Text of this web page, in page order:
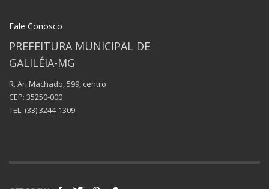
Fale Conosco
PREFEITURA MUNICIPAL DE
GALILÉIA-MG
R. Ari Machado, 599, centro
CEP: 35250-000
TEL. (33) 3244-1309